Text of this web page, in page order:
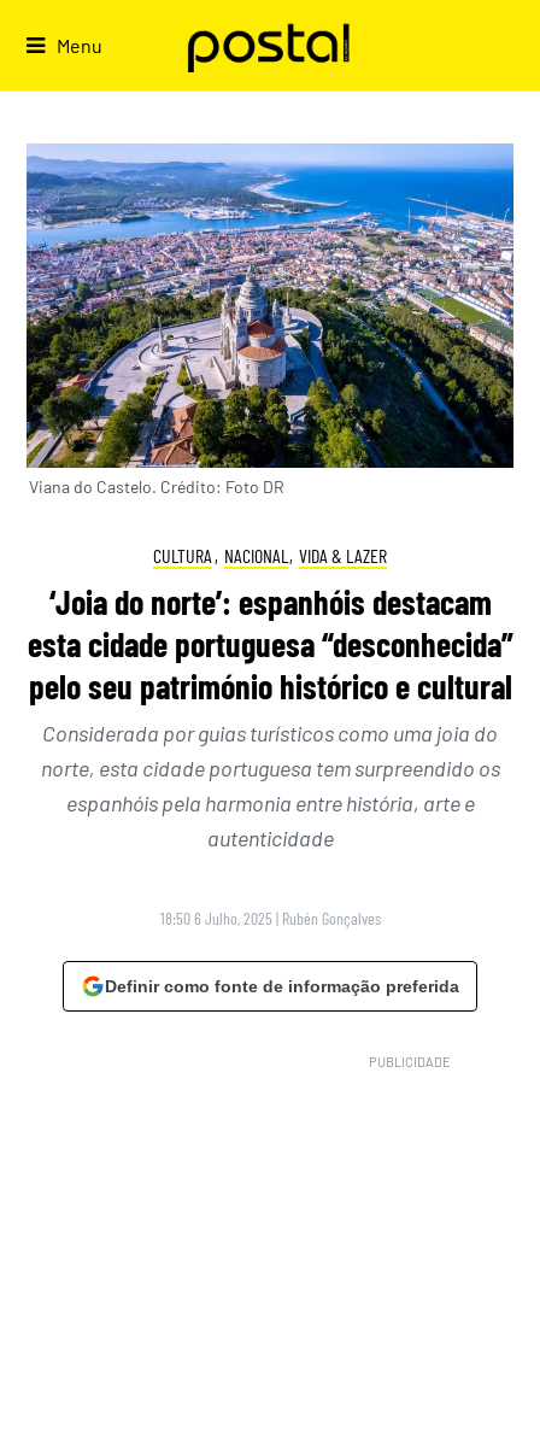
Menu
Viana do Castelo. Crédito: Foto DR
CULTURA , NACIONAL , VIDA & LAZER
‘Joia do norte’: espanhóis destacam
esta cidade portuguesa “desconhecida”
pelo seu património histórico e cultural
Considerada por guias turísticos como uma joia do
norte, esta cidade portuguesa tem surpreendido os
espanhóis pela harmonia entre história, arte e
autenticidade
18:50 6 Julho, 2025 | Rubén Gonçalves
Definir como fonte de informação preferida